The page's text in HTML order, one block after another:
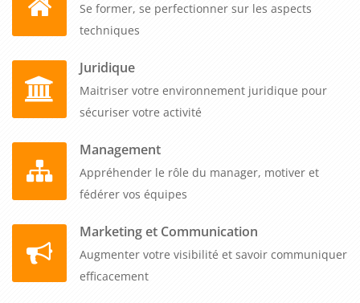
Se former, se perfectionner sur les aspects
techniques
Juridique
Maitriser votre environnement juridique pour
sécuriser votre activité
Management
Appréhender le rôle du manager, motiver et
fédérer vos équipes
Marketing et Communication
Augmenter votre visibilité et savoir communiquer
efficacement